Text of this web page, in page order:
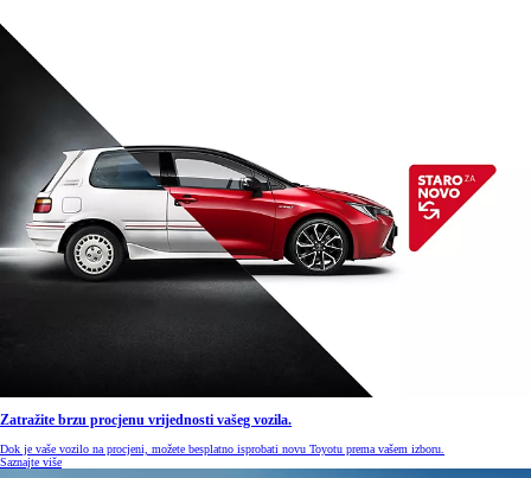
Zatražite brzu procjenu vrijednosti vašeg vozila.
Dok je vaše vozilo na procjeni, možete besplatno isprobati novu Toyotu prema vašem izboru.
Saznajte više